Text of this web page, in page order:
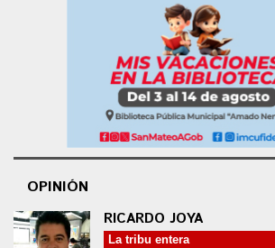
OPINIÓN
RICARDO JOYA
La tribu entera